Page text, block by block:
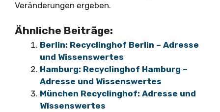
Veränderungen ergeben.
Ähnliche Beiträge:
Berlin: Recyclinghof Berlin – Adresse
und Wissenswertes
Hamburg: Recyclinghof Hamburg –
Adresse und Wissenswertes
München Recyclinghof: Adresse und
Wissenswertes